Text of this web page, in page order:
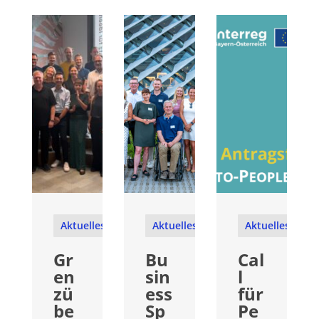
Aktuelles
Gr
en
zü
be
Aktuelles
Bu
sin
ess
Sp
Aktuelles
Cal
l
für
Pe